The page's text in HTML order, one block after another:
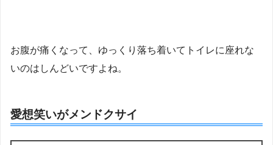
お腹が痛くなって、ゆっくり落ち着いてトイレに座れな
いのはしんどいですよね。
愛想笑いがメンドクサイ